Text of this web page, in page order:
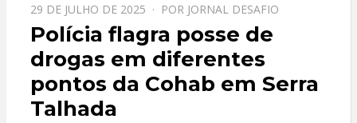
PPOSTADO
EM
29 DE JULHO DE 2025 POR JORNAL DESAFIO
Polícia flagra posse de
drogas em diferentes
pontos da Cohab em Serra
Talhada